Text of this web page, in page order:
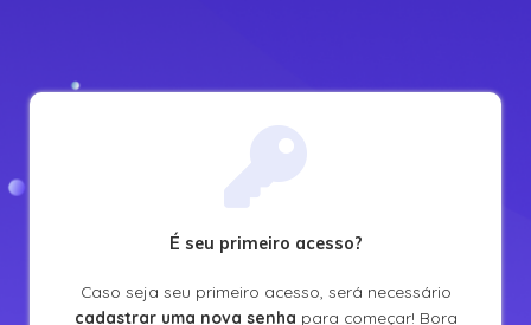
É seu primeiro acesso?
Caso seja seu primeiro acesso, será necessário
cadastrar uma nova senha para começar! Bora